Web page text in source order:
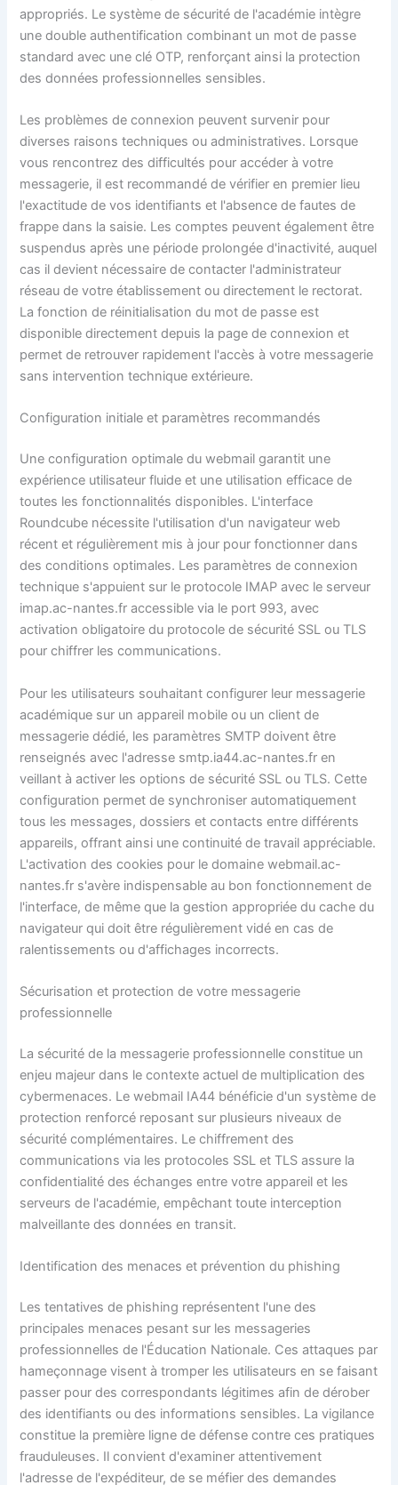
appropriés. Le système de sécurité de l'académie intègre
une double authentification combinant un mot de passe
standard avec une clé OTP, renforçant ainsi la protection
des données professionnelles sensibles.
Les problèmes de connexion peuvent survenir pour
diverses raisons techniques ou administratives. Lorsque
vous rencontrez des difficultés pour accéder à votre
messagerie, il est recommandé de vérifier en premier lieu
l'exactitude de vos identifiants et l'absence de fautes de
frappe dans la saisie. Les comptes peuvent également être
suspendus après une période prolongée d'inactivité, auquel
cas il devient nécessaire de contacter l'administrateur
réseau de votre établissement ou directement le rectorat.
La fonction de réinitialisation du mot de passe est
disponible directement depuis la page de connexion et
permet de retrouver rapidement l'accès à votre messagerie
sans intervention technique extérieure.
Configuration initiale et paramètres recommandés
Une configuration optimale du webmail garantit une
expérience utilisateur fluide et une utilisation efficace de
toutes les fonctionnalités disponibles. L'interface
Roundcube nécessite l'utilisation d'un navigateur web
récent et régulièrement mis à jour pour fonctionner dans
des conditions optimales. Les paramètres de connexion
technique s'appuient sur le protocole IMAP avec le serveur
imap.ac-nantes.fr accessible via le port 993, avec
activation obligatoire du protocole de sécurité SSL ou TLS
pour chiffrer les communications.
Pour les utilisateurs souhaitant configurer leur messagerie
académique sur un appareil mobile ou un client de
messagerie dédié, les paramètres SMTP doivent être
renseignés avec l'adresse smtp.ia44.ac-nantes.fr en
veillant à activer les options de sécurité SSL ou TLS. Cette
configuration permet de synchroniser automatiquement
tous les messages, dossiers et contacts entre différents
appareils, offrant ainsi une continuité de travail appréciable.
L'activation des cookies pour le domaine webmail.ac-
nantes.fr s'avère indispensable au bon fonctionnement de
l'interface, de même que la gestion appropriée du cache du
navigateur qui doit être régulièrement vidé en cas de
ralentissements ou d'affichages incorrects.
Sécurisation et protection de votre messagerie
professionnelle
La sécurité de la messagerie professionnelle constitue un
enjeu majeur dans le contexte actuel de multiplication des
cybermenaces. Le webmail IA44 bénéficie d'un système de
protection renforcé reposant sur plusieurs niveaux de
sécurité complémentaires. Le chiffrement des
communications via les protocoles SSL et TLS assure la
confidentialité des échanges entre votre appareil et les
serveurs de l'académie, empêchant toute interception
malveillante des données en transit.
Identification des menaces et prévention du phishing
Les tentatives de phishing représentent l'une des
principales menaces pesant sur les messageries
professionnelles de l'Éducation Nationale. Ces attaques par
hameçonnage visent à tromper les utilisateurs en se faisant
passer pour des correspondants légitimes afin de dérober
des identifiants ou des informations sensibles. La vigilance
constitue la première ligne de défense contre ces pratiques
frauduleuses. Il convient d'examiner attentivement
l'adresse de l'expéditeur, de se méfier des demandes